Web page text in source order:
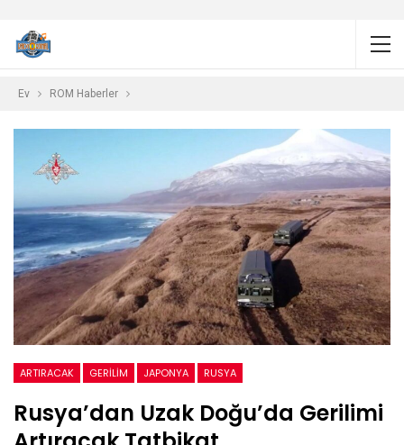
Ev ROM Haberler
ARTIRACAK GERILIM JAPONYA RUSYA
Rusya’dan Uzak Doğu’da Gerilimi